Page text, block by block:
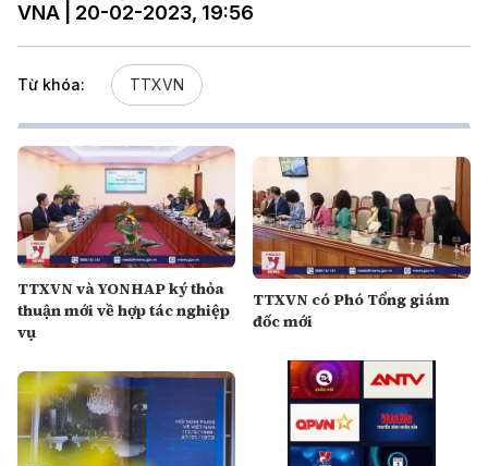
VNA | 20-02-2023, 19:56
Từ khóa: TTXVN
TTXVN và YONHAP ký thỏa
thuận mới về hợp tác nghiệp
vụ
TTXVN có Phó Tổng giám
đốc mới